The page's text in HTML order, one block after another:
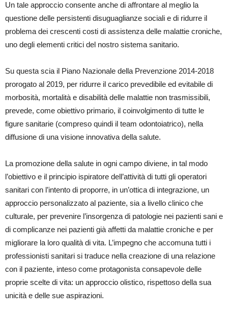
Un tale approccio consente anche di affrontare al meglio la
questione delle persistenti disuguaglianze sociali e di ridurre il
problema dei crescenti costi di assistenza delle malattie croniche,
uno degli elementi critici del nostro sistema sanitario.
Su questa scia il Piano Nazionale della Prevenzione 2014-2018
prorogato al 2019, per ridurre il carico prevedibile ed evitabile di
morbosità, mortalità e disabilità delle malattie non trasmissibili,
prevede, come obiettivo primario, il coinvolgimento di tutte le
figure sanitarie (compreso quindi il team odontoiatrico), nella
diffusione di una visione innovativa della salute.
La promozione della salute in ogni campo diviene, in tal modo
l’obiettivo e il principio ispiratore dell’attività di tutti gli operatori
sanitari con l’intento di proporre, in un’ottica di integrazione, un
approccio personalizzato al paziente, sia a livello clinico che
culturale, per prevenire l’insorgenza di patologie nei pazienti sani e
di complicanze nei pazienti già affetti da malattie croniche e per
migliorare la loro qualità di vita. L’impegno che accomuna tutti i
professionisti sanitari si traduce nella creazione di una relazione
con il paziente, inteso come protagonista consapevole delle
proprie scelte di vita: un approccio olistico, rispettoso della sua
unicità e delle sue aspirazioni.